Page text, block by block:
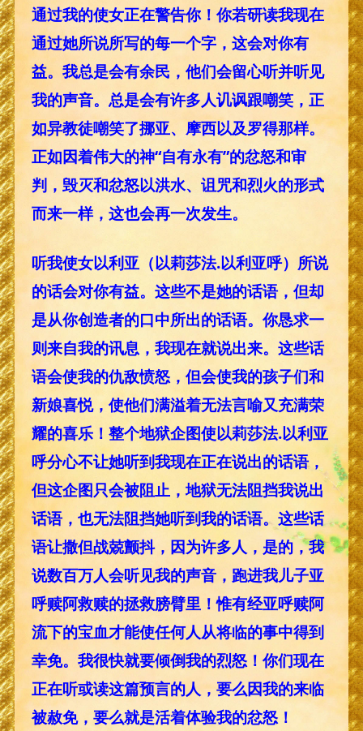
通过我的使女正在警告你！你若研读我现在
通过她所说所写的每一个字，这会对你有
益。我总是会有余民，他们会留心听并听见
我的声音。总是会有许多人讥讽跟嘲笑，正
如异教徒嘲笑了挪亚、摩西以及罗得那样。
正如因着伟大的神“自有永有”的忿怒和审
判，毁灭和忿怒以洪水、诅咒和烈火的形式
而来一样，这也会再一次发生。
听我使女以利亚（以莉莎法.以利亚呼）所说
的话会对你有益。这些不是她的话语，但却
是从你创造者的口中所出的话语。你恳求一
则来自我的讯息，我现在就说出来。这些话
语会使我的仇敌愤怒，但会使我的孩子们和
新娘喜悦，使他们满溢着无法言喻又充满荣
耀的喜乐！整个地狱企图使以莉莎法.以利亚
呼分心不让她听到我现在正在说出的话语，
但这企图只会被阻止，地狱无法阻挡我说出
话语，也无法阻挡她听到我的话语。这些话
语让撒但战兢颤抖，因为许多人，是的，我
说数百万人会听见我的声音，跑进我儿子亚
呼赎阿救赎的拯救膀臂里！惟有经亚呼赎阿
流下的宝血才能使任何人从将临的事中得到
幸免。我很快就要倾倒我的烈怒！你们现在
正在听或读这篇预言的人，要么因我的来临
被赦免，要么就是活着体验我的忿怒！